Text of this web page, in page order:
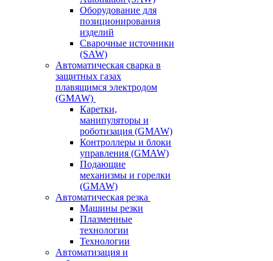
Оборудование для
позиционирования
изделий
Сварочные источники
(SAW)
Автоматическая сварка в
защитных газах
плавящимся электродом
(GMAW)
Каретки,
манипуляторы и
роботизация (GMAW)
Контроллеры и блоки
управления (GMAW)
Подающие
механизмы и горелки
(GMAW)
Автоматическая резка
Машины резки
Плазменные
технологии
Технологии
Автоматизация и